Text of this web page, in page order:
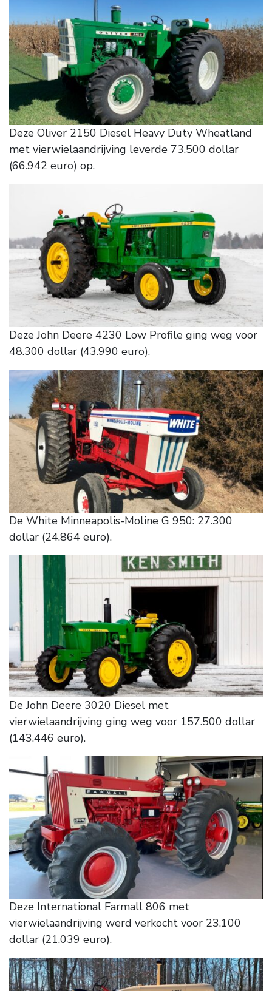
Deze Oliver 2150 Diesel Heavy Duty Wheatland
met vierwielaandrijving leverde 73.500 dollar
(66.942 euro) op.
Deze John Deere 4230 Low Profile ging weg voor
48.300 dollar (43.990 euro).
De White Minneapolis-Moline G 950: 27.300
dollar (24.864 euro).
De John Deere 3020 Diesel met
vierwielaandrijving ging weg voor 157.500 dollar
(143.446 euro).
Deze International Farmall 806 met
vierwielaandrijving werd verkocht voor 23.100
dollar (21.039 euro).